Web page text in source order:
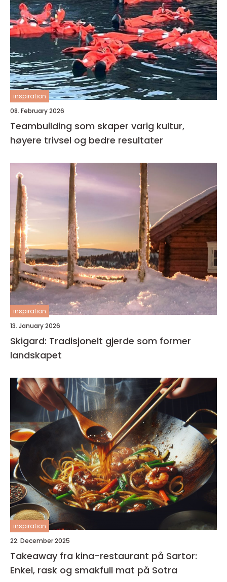
inspiration
08. February 2026
Teambuilding som skaper varig kultur,
høyere trivsel og bedre resultater
inspiration
13. January 2026
Skigard: Tradisjonelt gjerde som former
landskapet
inspiration
22. December 2025
Takeaway fra kina-restaurant på Sartor:
Enkel, rask og smakfull mat på Sotra